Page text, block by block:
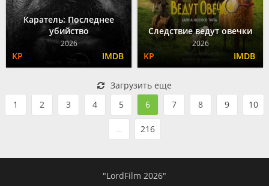
Каратель: Последнее
убийство
2026
Следствие ведут овечки
2026
Загрузить еще
1
2 3 4 5 6 7 8 9 10
... 216
"LordFilm 2026"